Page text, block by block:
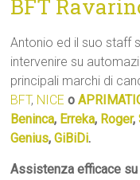
BFT
Antonio ed il suo staff
intervenire su
principali marchi di
BFT, NICE o
Beninca, Erreka, Roger,
Genius,GiBiDi.
Assistenza efficace